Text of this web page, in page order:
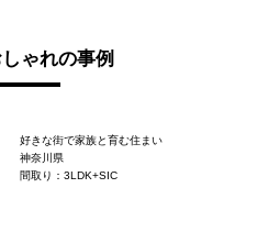
ゃれの事例
好きな街で家族と育む住まい
神奈川県
間取り：3LDK+SIC